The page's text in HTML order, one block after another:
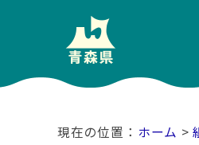
ホーム >